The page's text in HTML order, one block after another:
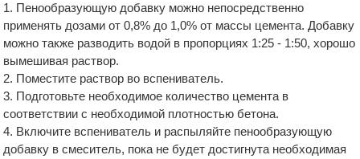
1. Пенообразующую добавку можно непосредственно
применять дозами от 0,8% до 1,0% от массы цемента. Добавку
можно также разводить водой в пропорциях 1:25 - 1:50, хорошо
вымешивая раствор.
2. Поместите раствор во вспениватель.
3. Подготовьте необходимое количество цемента в
соответствии с необходимой плотностью бетона.
4. Включите вспениватель и распыляйте пенообразующую
добавку в смеситель, пока не будет достигнута необходимая